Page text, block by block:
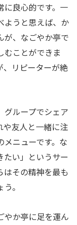
に良心的です。一
ようと思えば、か
が、なごやか亭で
むことができま
、リピーターが絶
グループでシェア
や友人と一緒に注
ニューです。な
たい」というサー
はその精神を最も
。
やか亭に足を運ん